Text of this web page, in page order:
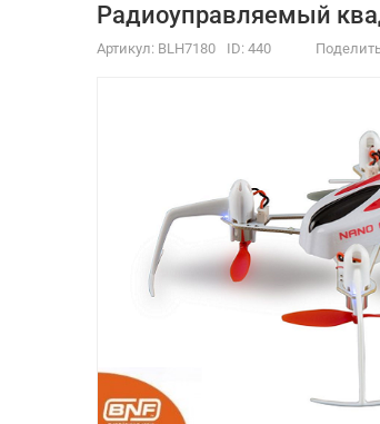
Радиоуправляемый
Артикул: BLH7180 ID: 440